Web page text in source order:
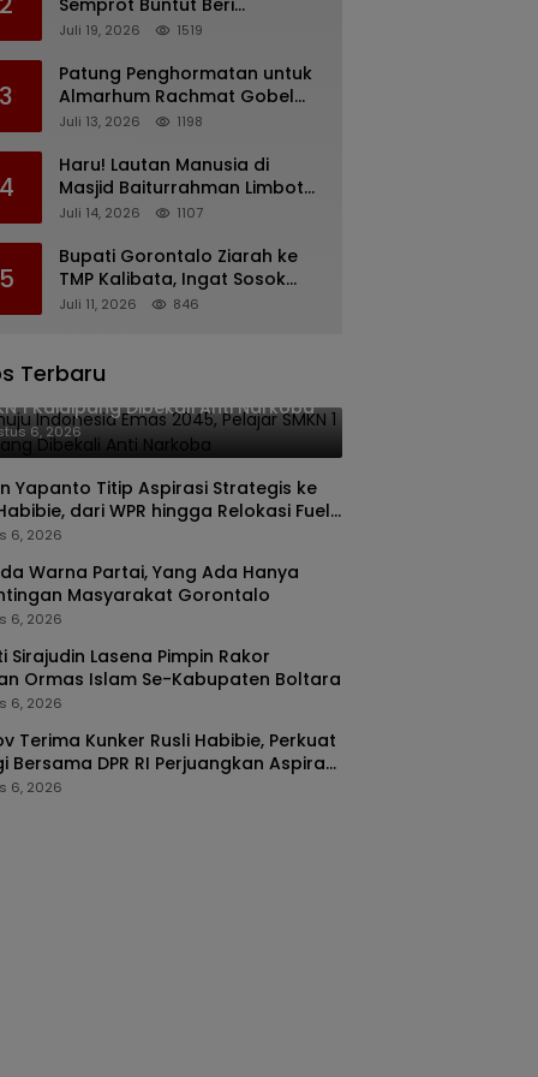
Semprot Buntut Beri
Pernyataan Soal Gaji CS
Nunggak
Juli 19, 2026 1519
3
Patung Penghormatan untuk
Almarhum Rachmat Gobel
Digagas, Ini Tiga Lokasi yang
Juli 13, 2026 1198
4
Haru! Lautan Manusia di
Masjid Baiturrahman Limboto,
Kirim Doa untuk Almarhum
Juli 14, 2026 1107
5
Bupati Gorontalo Ziarah ke
TMP Kalibata, Ingat Sosok
Rachmat Gobel
Juli 11, 2026 846
Terbaru
Indonesia Emas 2045, Pelajar
1 Kaidipang Dibekali Anti Narkoba
6, 2026
Yapanto Titip Aspirasi Strategis ke
dari WPR hingga Relokasi Fuel
Pertamina
6, 2026
Warna Partai, Yang Ada Hanya
Masyarakat Gorontalo
6, 2026
Sirajudin Lasena Pimpin Rakor
Ormas Islam Se-Kabupaten Boltara
6, 2026
Terima Kunker Rusli Habibie, Perkuat
Bersama DPR RI Perjuangkan Aspirasi
6, 2026